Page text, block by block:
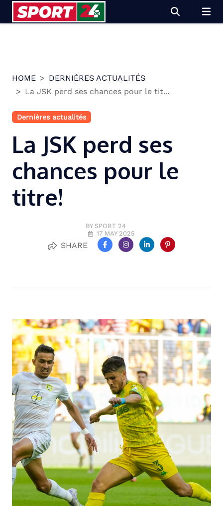
HOME
DERNIÈRES ACTUALITÉS
La JSK perd ses chances pour le tit...
Dernières actualités
La JSK perd ses
chances pour le
titre!
BY SPORT 24
17 MAY 2025
SHARE